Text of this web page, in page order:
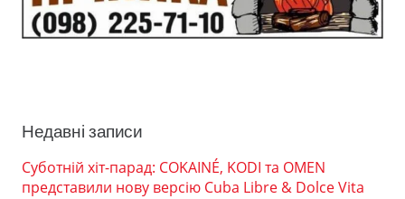
Недавні записи
Суботній хіт-парад: COKAINÉ, KODI та OMEN
представили нову версію Cuba Libre & Dolce Vita